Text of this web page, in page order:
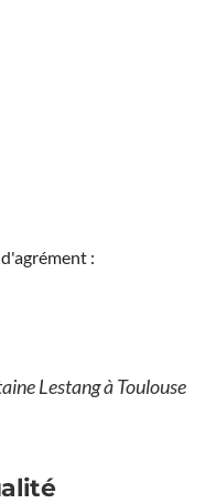
:
Lestang à Toulouse